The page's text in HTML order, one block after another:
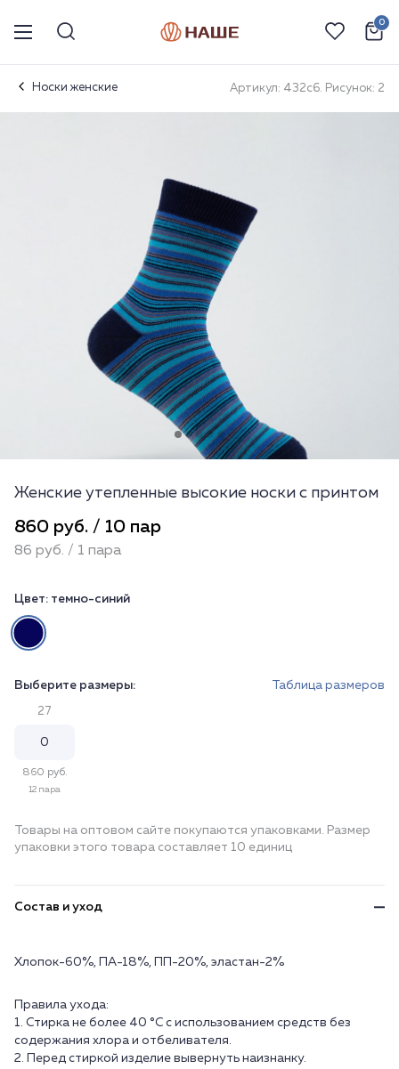
0
Носки женские Артикул: 432с6. Рисунок: 2
Женские утепленные высокие носки с принтом
860 руб. / 10 пар
86 руб. / 1 пара
Цвет: темно-синий
Выберите размеры: Таблица размеров
27
860 руб.
12 пара
Товары на оптовом сайте покупаются упаковками. Размер
упаковки этого товара составляет 10 единиц
Состав и уход
Хлопок-60%, ПА-18%, ПП-20%, эластан-2%
Правила ухода:
1. Стирка не более 40 °C с использованием средств без
содержания хлора и отбеливателя.
2. Перед стиркой изделие вывернуть наизнанку.